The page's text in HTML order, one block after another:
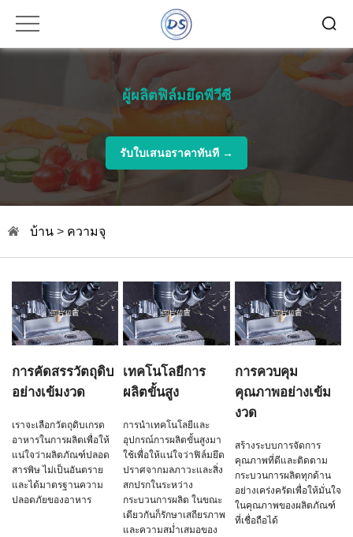
ผู้ผลิตฟิล์มยึดพีวีซี
รับใบเสนอราคาทันที →
บ้าน > ความจุ
การคัดสรรวัตถุดิบ
อย่างเข้มงวด
เราจะเลือกวัตถุดิบเกรด
อาหารในการผลิตเพื่อให้
แน่ใจว่าผลิตภัณฑ์ปลอด
สารพิษ ไม่เป็นอันตราย
และได้มาตรฐานความ
ปลอดภัยของอาหาร
เทคโนโลยีการ
ผลิตขั้นสูง
การนำเทคโนโลยีและ
อุปกรณ์การผลิตขั้นสูงมา
ใช้เพื่อให้แน่ใจว่าฟิล์มยึด
ปราศจากมลภาวะและสิ่ง
สกปรกในระหว่าง
กระบวนการผลิต ในขณะ
เดียวกันก็รักษาเสถียรภาพ
และความสม่ำเสมอของ
การควบคุม
คุณภาพอย่างเข้ม
งวด
สร้างระบบการจัดการ
คุณภาพที่ดีและติดตาม
กระบวนการผลิตทุกด้าน
อย่างเคร่งครัดเพื่อให้มั่นใจ
ในคุณภาพของผลิตภัณฑ์
ที่เชื่อถือได้